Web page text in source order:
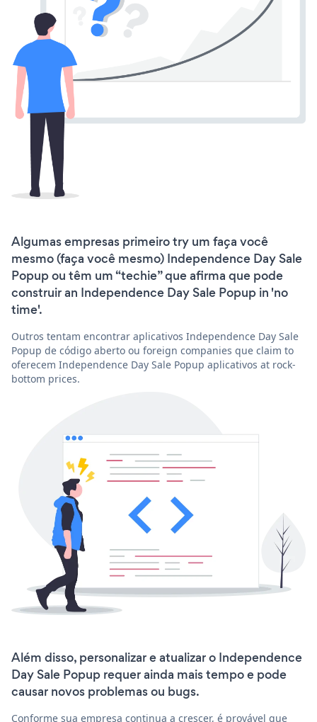
Algumas empresas primeiro try um faça você
mesmo (faça você mesmo) Independence Day Sale
Popup ou têm um “techie” que afirma que pode
construir an Independence Day Sale Popup in 'no
time'.
Outros tentam encontrar aplicativos Independence Day Sale
Popup de código aberto ou foreign companies que claim to
oferecem Independence Day Sale Popup aplicativos at rock-
bottom prices.
Além disso, personalizar e atualizar o Independence
Day Sale Popup requer ainda mais tempo e pode
causar novos problemas ou bugs.
Conforme sua empresa continua a crescer, é provável que